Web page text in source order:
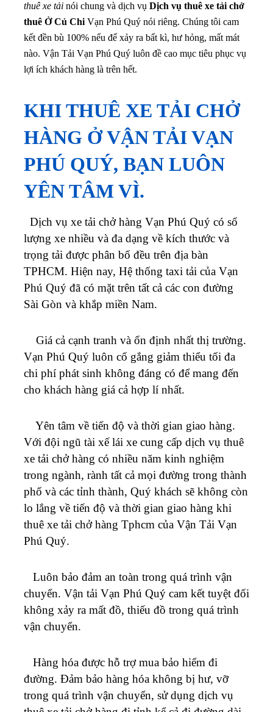
thuê xe tải nói chung và dịch vụ Dịch vụ thuê xe tải chở
thuê Ở Củ Chi Vạn Phú Quý nói riêng. Chúng tôi cam
kết đền bù 100% nếu để xảy ra bất kì, hư hỏng, mất mát
nào. Vận Tải Vạn Phú Quý luôn đề cao mục tiêu phục vụ
lợi ích khách hàng là trên hết.
KHI THUÊ XE TẢI CHỞ
HÀNG Ở VẬN TẢI VẠN
PHÚ QUÝ, BẠN LUÔN
YÊN TÂM VÌ.
Dịch vụ xe tải chở hàng Vạn Phú Quý có số
lượng xe nhiều và đa dạng về kích thước và
trọng tải được phân bố đều trên địa bàn
TPHCM. Hiện nay, Hệ thống taxi tải của Vạn
Phú Quý đã có mặt trên tất cả các con đường
Sài Gòn và khắp miền Nam.
Giá cả cạnh tranh và ổn định nhất thị trường.
Vạn Phú Quý luôn cố gắng giảm thiểu tối đa
chi phí phát sinh không đáng có để mang đến
cho khách hàng giá cả hợp lí nhất.
Yên tâm về tiến độ và thời gian giao hàng.
Với đội ngũ tài xế lái xe cung cấp dịch vụ thuê
xe tải chở hàng có nhiều năm kinh nghiệm
trong ngành, rành tất cả mọi đường trong thành
phố và các tỉnh thành, Quý khách sẽ không còn
lo lắng về tiến độ và thời gian giao hàng khi
thuê xe tải chở hàng Tphcm của Vận Tải Vạn
Phú Quý.
Luôn bảo đảm an toàn trong quá trình vận
chuyển. Vận tải Vạn Phú Quý cam kết tuyệt đối
không xảy ra mất đồ, thiếu đồ trong quá trình
vận chuyển.
Hàng hóa được hỗ trợ mua bảo hiểm đi
đường. Đảm bảo hàng hóa không bị hư, vỡ
trong quá trình vận chuyển, sử dụng dịch vụ